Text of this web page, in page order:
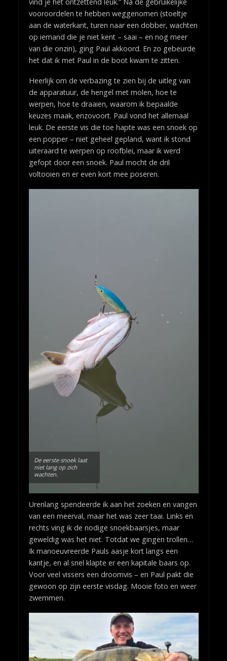
vooroordelen te hebben weggenomen (stoeltje
aan de waterkant, turen naar een dobber, wachten
op iemand die je niet kent – saai – en nog meer
van die onzin), ging Paul akkoord. En zo gebeurde
het dat ik met Paul in de boot kwam te zitten.
Heerlijk om de verbazing te zien bij de uitleg van
de apparatuur, de hengel met molen, hoe te
werpen, hoe te draaien, waarom ik bepaalde
keuzes maak, enzovoort. Paul vond het allemaal
leuk. De eerste vis die toe hapte was een snoek op
een popper – niet geheel gepland, want ik stond
uiteraard te werpen op roofblei, maar ik werd
gefopt door een snoek. Paul mocht de dril
voltooien en er even kort mee poseren.
De eerste snoek laat
niet lang op zich
wachten.
Urenlang spendeerde ik aan het zoeken en vangen
van een meerval, maar het was zeer taai. Links en
rechts ving ik de nodige snoekbaarsjes, maar
geweldig was het niet. Totdat we gingen trollen…
Ik manoeuvreerde Pauls aasje kort langs een
kantje, en al snel klapte er een kapitale baars op.
Voor veel vissers een droomvis – en Paul pakt die
gewoon op zijn eerste visdag. Mooie foto en weer
zwemmen.